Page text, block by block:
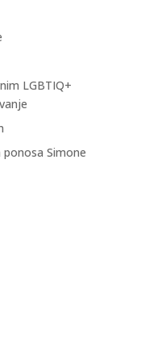
LGBTIQ+
Simone